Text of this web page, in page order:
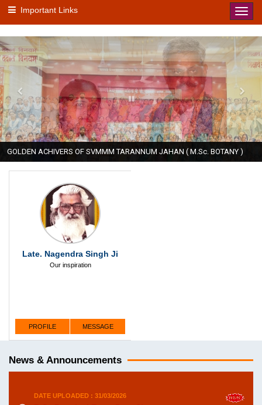
Important Links
GOLDEN ACHIVERS OF SVMMM TARANNUM JAHAN ( M.Sc. BOTANY )
Late. Nagendra Singh Ji
Our inspiration
PROFILE MESSAGE
News & Announcements
DATE UPLOADED : 31/03/2026